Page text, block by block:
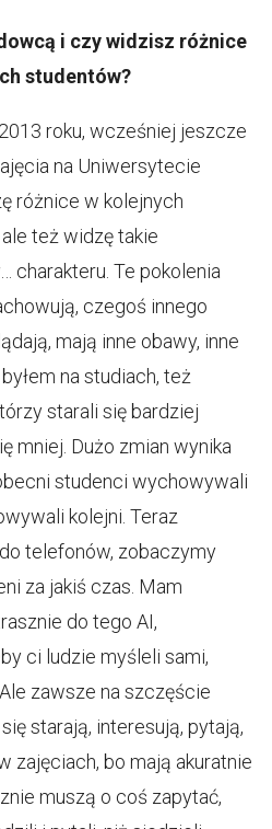
i czy widzisz różnice
studentów?
roku, wcześniej jeszcze
na Uniwersytecie
różnice w kolejnych
też widzę takie
charakteru. Te pokolenia
czegoś innego
mają inne obawy, inne
na studiach, też
starali się bardziej
mniej. Dużo zmian wynika
studenci wychowywali
kolejni. Teraz
telefonów, zobaczymy
za jakiś czas. Mam
do tego AI,
ci ludzie myśleli sami,
zawsze na szczęście
starają, interesują, pytają,
zajęciach, bo mają akuratnie
muszą o coś zapytać,